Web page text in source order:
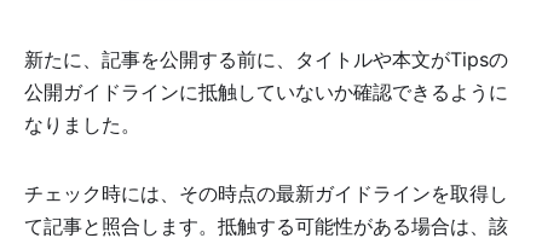
新たに、記事を公開する前に、タイトルや本文がTipsの
公開ガイドラインに抵触していないか確認できるように
なりました。
チェック時には、その時点の最新ガイドラインを取得し
て記事と照合します。抵触する可能性がある場合は、該